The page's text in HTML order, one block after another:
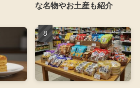
な名物やお土産も紹介